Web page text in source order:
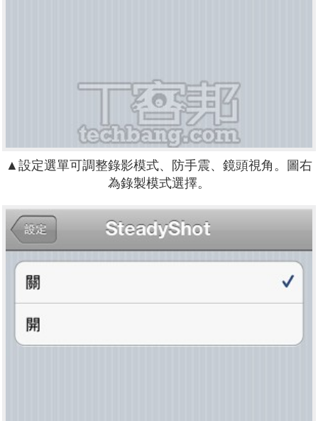
▲設定選單可調整錄影模式、防手震、鏡頭視角。圖右
為錄製模式選擇。